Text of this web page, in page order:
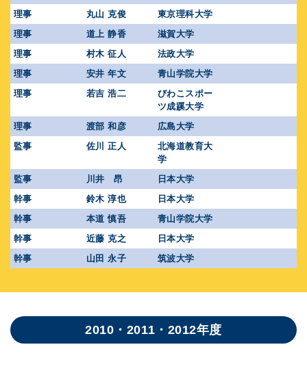
理事
丸山 克俊
東京理科大学
理事
道上 静香
滋賀大学
理事
村木 征人
法政大学
理事
安井 年文
青山学院大学
理事
若吉 浩二
びわこスポー
ツ成蹊大学
理事
渡部 和彦
広島大学
監事
佐川 正人
北海道教育大
学
監事
川井 昂
日本大学
幹事
鈴木 淳也
日本大学
幹事
本道 慎吾
青山学院大学
幹事
近藤 克之
日本大学
幹事
山田 永子 筑波大学
2010・2011・2012年度